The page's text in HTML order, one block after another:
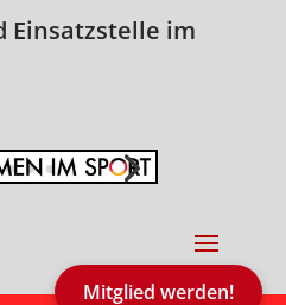
Einsatzstelle im
Mitglied werden!